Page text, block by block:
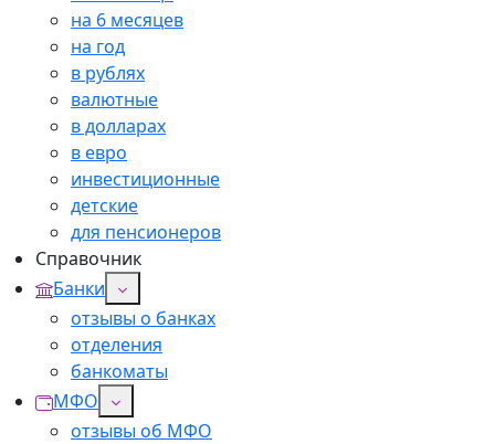
на 6 месяцев
на год
в рублях
валютные
в долларах
в евро
инвестиционные
детские
для пенсионеров
Справочник
Банки
отзывы о банках
отделения
банкоматы
МФО
отзывы об МФО